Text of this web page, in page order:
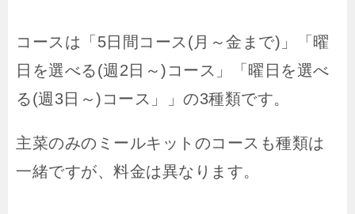
コースは「5日間コース(月～金まで)」「曜
日を選べる(週2日～)コース」「曜日を選べ
る(週3日～)コース」」の3種類です。
主菜のみのミールキットのコースも種類は
一緒ですが、料金は異なります。